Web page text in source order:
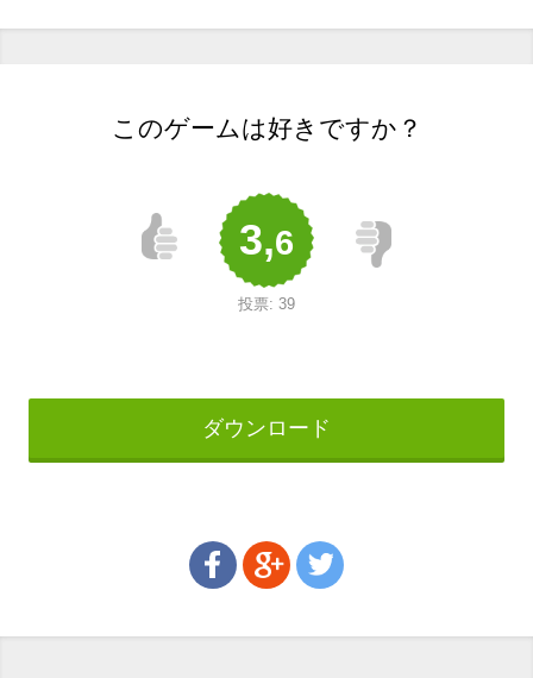
このゲームは好きですか？
3,6
投票: 39
ダウンロード